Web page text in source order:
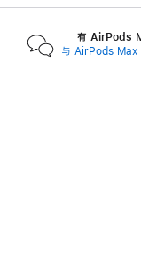
有 AirPods
与 AirPods Max